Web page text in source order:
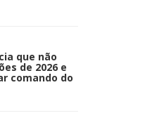
que não
de 2026 e
comando do